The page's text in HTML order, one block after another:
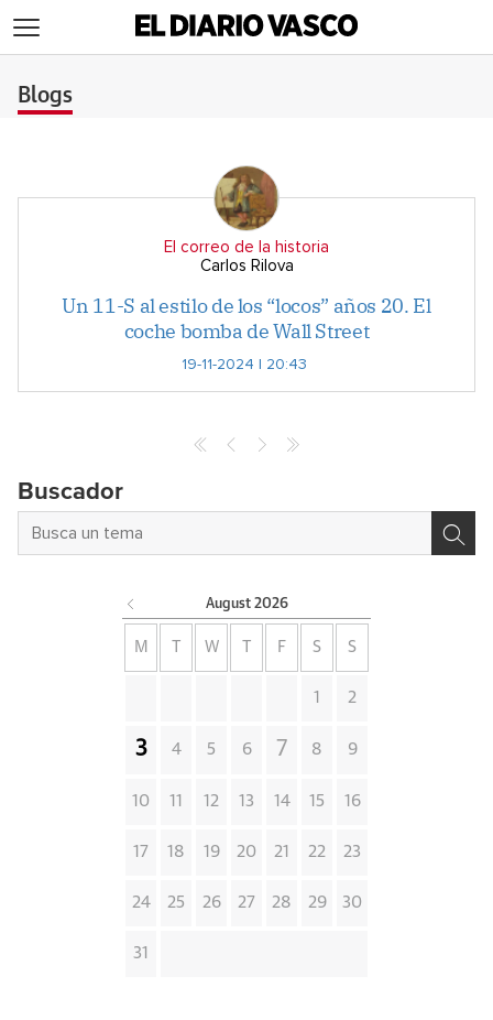
Blogs
El correo de la historia
Carlos Rilova
Un 11-S al estilo de los “locos” años 20. El
coche bomba de Wall Street
19-11-2024 | 20:43
Buscador
August 2026
M W F S S
1 2
3 4 5 6 7 8 9
10 11 12 13 14 15 16
17 18 19 20 21 22 23
24 25 26 27 28 29 30
31